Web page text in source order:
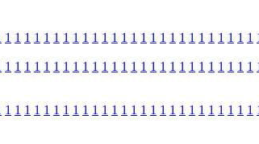
1 1 1 1 1 1 1 1 1 1 1 1 1 1 1 1 1 1 1 1 1 1 1 1 1 1
1 1 1 1 1 1 1 1 1 1 1 1 1 1 1 1 1 1 1 1 1 1 1 1 1 1
1 1 1 1 1 1 1 1 1 1 1 1 1 1 1 1 1 1 1 1 1 1 1 1 1 1